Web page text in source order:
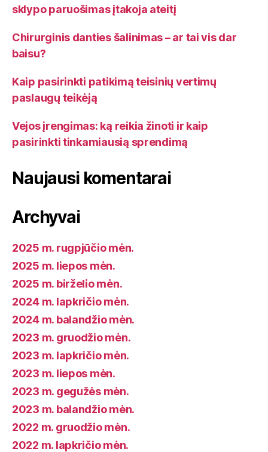
sklypo paruošimas įtakoja ateitį
Chirurginis danties šalinimas – ar tai vis dar
baisu?
Kaip pasirinkti patikimą teisinių vertimų
paslaugų teikėją
Vejos įrengimas: ką reikia žinoti ir kaip
pasirinkti tinkamiausią sprendimą
Naujausi komentarai
Archyvai
2025 m. rugpjūčio mėn.
2025 m. liepos mėn.
2025 m. birželio mėn.
2024 m. lapkričio mėn.
2024 m. balandžio mėn.
2023 m. gruodžio mėn.
2023 m. lapkričio mėn.
2023 m. liepos mėn.
2023 m. gegužės mėn.
2023 m. balandžio mėn.
2022 m. gruodžio mėn.
2022 m. lapkričio mėn.